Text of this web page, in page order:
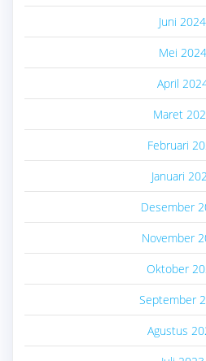
Juni 2024
Mei 2024
April
Maret
Februari
Januari
Desember
November
Oktober
September
Agustus